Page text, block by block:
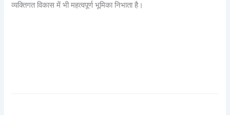
व्यक्तिगत विकास में भी महत्वपूर्ण भूमिका निभाता है।